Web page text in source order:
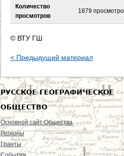
Количество
просмотров
1879
© ВТУ ГШ
< Предыдущий материал
РУССКОЕ ГЕОГРАФИЧЕСКОЕ
ОБЩЕСТВО
Основной сайт Общества
Регионы
Гранты